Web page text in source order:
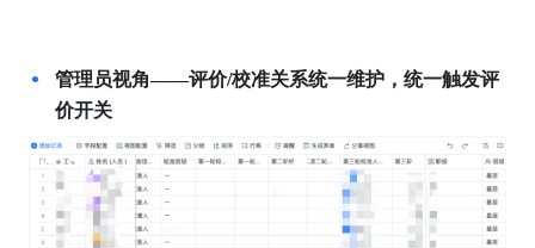
管理员视角——评价/校准关系统一维护，统一触发评
价开关